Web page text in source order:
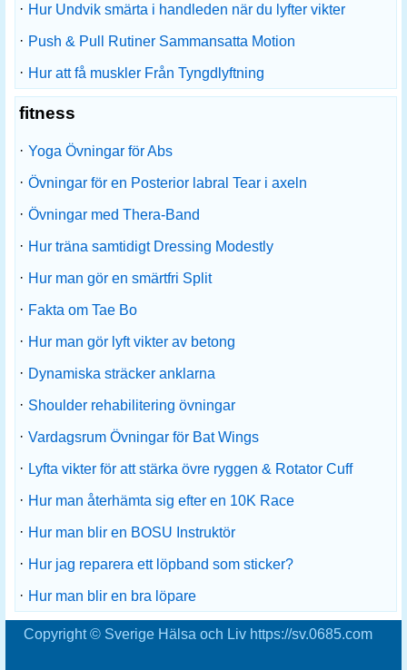
· Hur Undvik smärta i handleden när du lyfter vikter
· Push & Pull Rutiner Sammansatta Motion
· Hur att få muskler Från Tyngdlyftning
fitness
· Yoga Övningar för Abs
· Övningar för en Posterior labral Tear i axeln
· Övningar med Thera-Band
· Hur träna samtidigt Dressing Modestly
· Hur man gör en smärtfri Split
· Fakta om Tae Bo
· Hur man gör lyft vikter av betong
· Dynamiska sträcker anklarna
· Shoulder rehabilitering övningar
· Vardagsrum Övningar för Bat Wings
· Lyfta vikter för att stärka övre ryggen & Rotator Cuff
· Hur man återhämta sig efter en 10K Race
· Hur man blir en BOSU Instruktör
· Hur jag reparera ett löpband som sticker?
· Hur man blir en bra löpare
Copyright © Sverige Hälsa och Liv https://sv.0685.com